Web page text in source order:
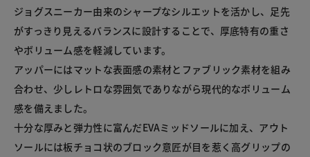
ジョグスニーカー由来のシャープなシルエットを活かし、足先
がすっきり見えるバランスに設計することで、厚底特有の重さ
やボリューム感を軽減しています。
アッパーにはマットな表面感の素材とファブリック素材を組み
合わせ、少しレトロな雰囲気でありながら現代的なボリューム
感を備えました。
十分な厚みと弾力性に富んだEVAミッドソールに加え、アウト
ソールには板チョコ状のブロック意匠が目を惹く高グリップの